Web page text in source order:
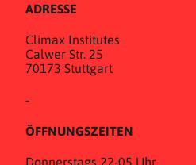
ADRESSE
Climax Institutes
Calwer Str. 25
70173 Stuttgart
-
ÖFFNUNGSZEITEN
Donnerstags 22-05 Uhr